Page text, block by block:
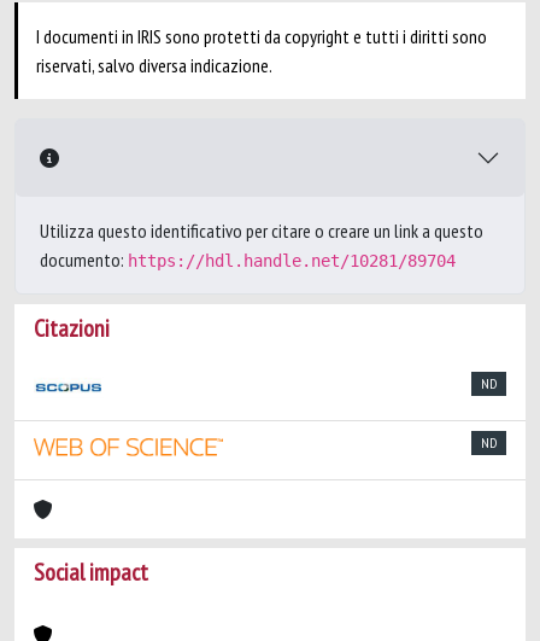
I documenti in IRIS sono protetti da copyright e tutti i diritti sono
riservati, salvo diversa indicazione.
Utilizza questo identificativo per citare o creare un link a questo
documento: https://hdl.handle.net/10281/89704
Citazioni
ND
ND
Social impact